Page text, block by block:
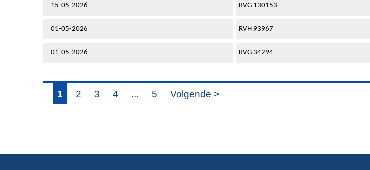
15-05-2026 RVG 130153
01-05-2026 RVH 93967
01-05-2026 RVG 34294
1 2 3 4 ... 5 Volgende >